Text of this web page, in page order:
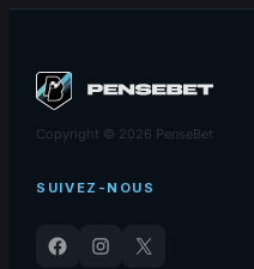
Copyright © 2026 PenseBet
SUIVEZ-NOUS
Facebook Instagram
X